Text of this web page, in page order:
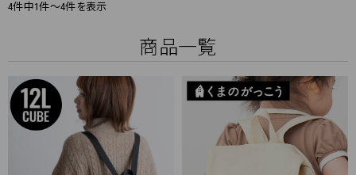
4件中1件～4件を表示
商品一覧